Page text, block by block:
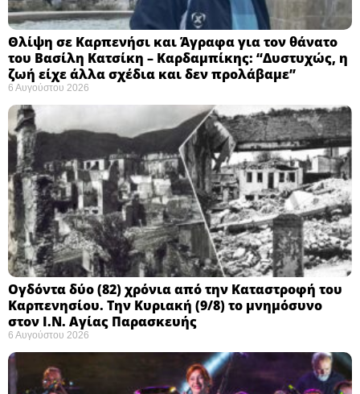
Θλίψη σε Καρπενήσι και Άγραφα για τον θάνατο
του Βασίλη Κατσίκη – Καρδαμπίκης: “Δυστυχώς, η
ζωή είχε άλλα σχέδια και δεν προλάβαμε”
6 Αυγούστου 2026
Ογδόντα δύο (82) χρόνια από την Καταστροφή του
Καρπενησίου. Την Κυριακή (9/8) το μνημόσυνο
στον Ι.Ν. Αγίας Παρασκευής
6 Αυγούστου 2026